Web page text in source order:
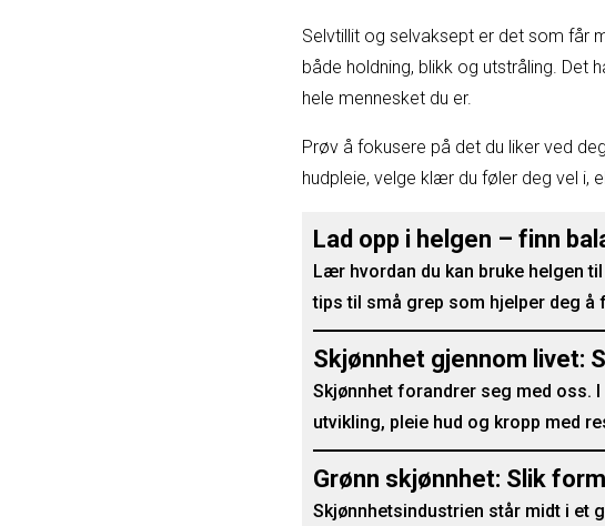
Selvtillit og selvaksept er det som får
både holdning, blikk og utstråling. Det
hele mennesket du er.
Prøv å fokusere på det du liker ved
hudpleie, velge klær du føler deg vel i,
Lad opp i helgen – finn
Lær hvordan du kan bruke helgen
tips til små grep som hjelper deg
Skjønnhet gjennom livet:
Skjønnhet forandrer seg med oss.
utvikling, pleie hud og kropp med
Grønn skjønnhet: Slik
Skjønnhetsindustrien står midt i et